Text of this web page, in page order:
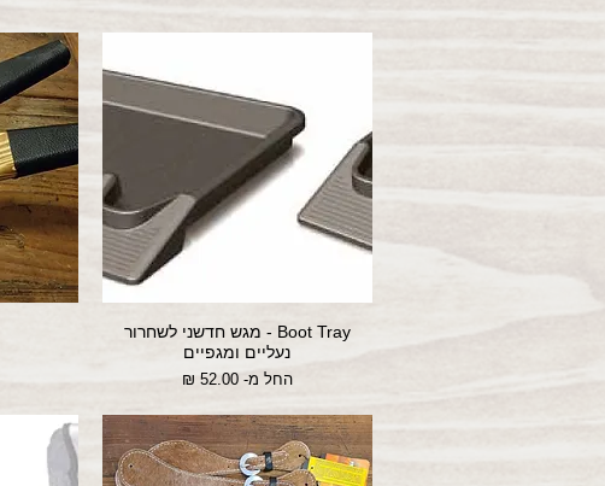
Boot Tray - מגש חדשני לשחרור
נעליים ומגפיים
החל מ-
‏52.00 ‏₪
מחיר מבצע